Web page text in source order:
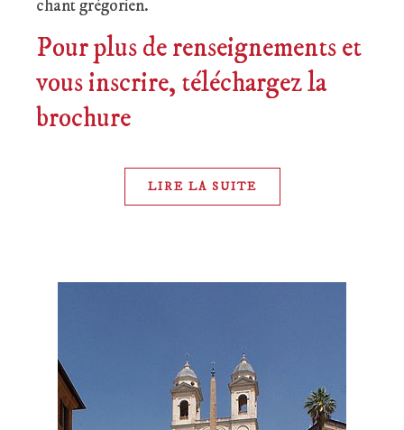
chant grégorien.
Pour plus de renseignements et
vous inscrire, téléchargez la
brochure
LIRE LA SUITE